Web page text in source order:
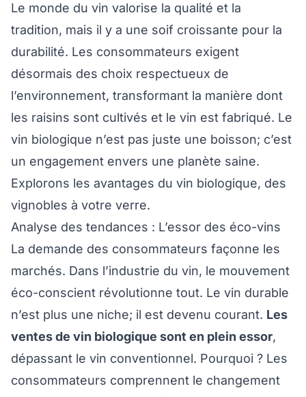
Le monde du vin valorise la qualité et la
tradition, mais il y a une soif croissante pour la
durabilité. Les consommateurs exigent
désormais des choix respectueux de
l’environnement, transformant la manière dont
les raisins sont cultivés et le vin est fabriqué. Le
vin biologique n’est pas juste une boisson; c’est
un engagement envers une planète saine.
Explorons les avantages du vin biologique, des
vignobles à votre verre.
Analyse des tendances : L’essor des éco-vins
La demande des consommateurs façonne les
marchés. Dans l’industrie du vin, le mouvement
éco-conscient révolutionne tout. Le vin durable
n’est plus une niche; il est devenu courant. Les
ventes de vin biologique sont en plein essor,
dépassant le vin conventionnel. Pourquoi ? Les
consommateurs comprennent le changement